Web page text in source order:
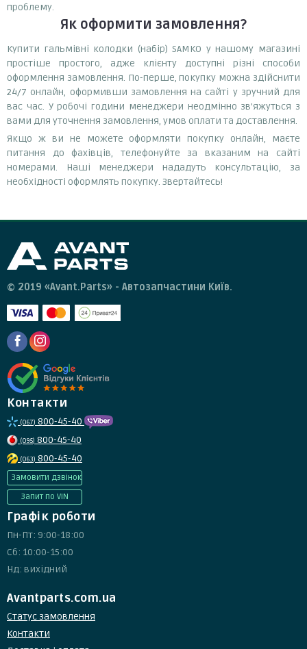
проблему.
Як оформити замовлення?
Купити гальмівні колодки (набір) SAMKO у нашому магазині
простіше простого, адже клієнту доступні різні способи
оформлення замовлення. По-перше, покупку можна здійснити
24/7 онлайн, оформивши замовлення на сайті у зручний для
вас час. У робочі години менеджери неодмінно зв'яжуться з
вами для уточнення замовлення, умов оплати та доставлення.
Якщо ж ви не можете оформляти покупку онлайн, маєте
питання до фахівців, телефонуйте за вказаним на сайті
номерами. Наші менеджери нададуть консультацію, за
необхідності оформлять покупку. Звертайтесь!
© 2019 «Avant.Parts» - Автозапчастини Київ.
Контакти
(067) 800-45-40
(095) 800-45-40
(063) 800-45-40
Замовити дзвінок
Запит по VIN
Графік роботи
Пн-Пт: 9:00-18:00
Сб: 10:00-15:00
Нд: вихідний
Avantparts.com.ua
Статус замовлення
Контакти